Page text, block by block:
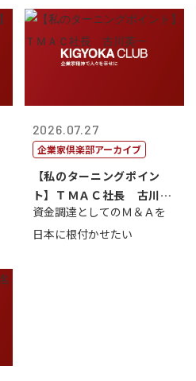
2026.07.27
企業家倶楽部アーカイブ
【私のターニングポイン
ト】ＴＭＡＣ社長 古川英
一
資金調達としてのＭ＆Ａを
日本に根付かせたい